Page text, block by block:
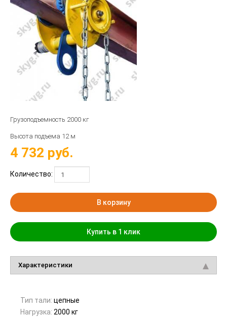
Грузоподъемность 2000 кг
Высота подъема 12 м
4 732 руб.
Количество:
В корзину
Купить в 1 клик
Характеристики
Тип тали: цепные
Нагрузка: 2000 кг